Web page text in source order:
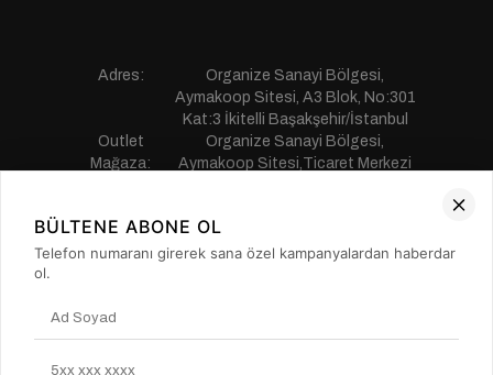
Adres:
Organize Sanayi Bölgesi,
Aymakoop Sitesi, A3 Blok, No:301
Kat:3 İkitelli Başakşehir/İstanbul
Outlet
Mağaza:
Organize Sanayi Bölgesi,
Aymakoop Sitesi,Ticaret Merkezi
Telefon:
0850 441 55 77
E-mail:
musterihizmetleri@saillakers.com.tr
MÜŞTERİ HİZMETLERİ
BÜLTENE ABONE OL
Telefon numaranı girerek sana özel kampanyalardan haberdar
ol.